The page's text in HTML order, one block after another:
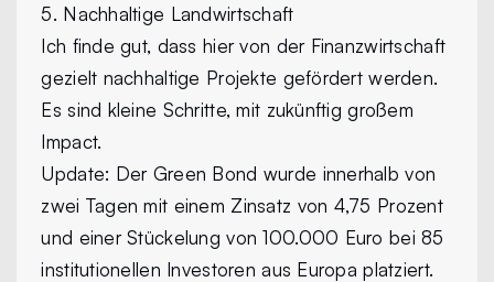
5. Nachhaltige Landwirtschaft
Ich finde gut, dass hier von der Finanzwirtschaft
gezielt nachhaltige Projekte gefördert werden.
Es sind kleine Schritte, mit zukünftig großem
Impact.
Update: Der Green Bond wurde innerhalb von
zwei Tagen mit einem Zinsatz von 4,75 Prozent
und einer Stückelung von 100.000 Euro bei 85
institutionellen Investoren aus Europa platziert.